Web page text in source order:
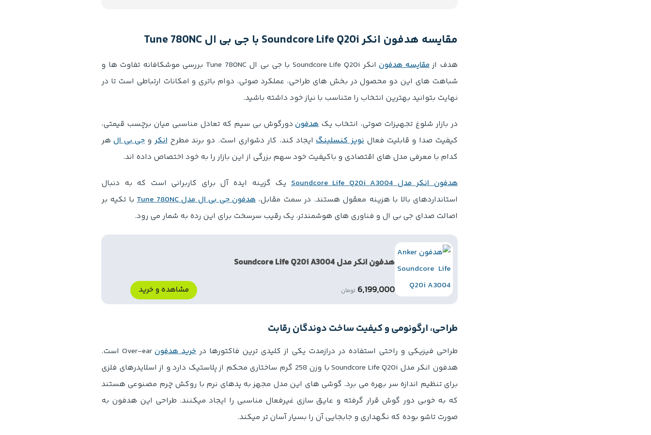
مقایسه هدفون انکر Soundcore Life Q20i با جی بی ال Tune 780NC
هدف ازمقایسه هدفون
انکر Soundcore Life Q20i با جی بی ال Tune 780NC بررسی موشکافانه تفاوت ها و
شباهت های این دو محصول در بخش های طراحی، عملکرد صوتی، دوام باتری و امکانات ارتباطی است تا در
نهایت بتوانید بهترین انتخاب را متناسب با نیاز خود داشته باشید.
در بازار شلوغ تجهیزات صوتی، انتخاب یکهدفون دورگوش بی سیم که تعادل مناسبی میان برچسب قیمتی،
کیفیت صدا و قابلیت فعالنویز کنسلینگایجاد کند، کار دشواری است. دو برند مطرحانکروجی بی ال هر
کدام با معرفی مدل های اقتصادی و باکیفیت خود سهم بزرگی از این بازار را به خود اختصاص داده اند.
هدفون انکر مدل Soundcore Life Q20i A3004
یک گزینه ایده آل برای کاربرانی است که به دنبال
استانداردهای بالا با هزینه معقول هستند. در سمت مقابل، هدفون جی بی ال مدل Tune 780NC
با تکیه بر
اصالت صدای جی بی ال و فناوری های هوشمندتر، یک رقیب سرسخت برای این رده به شمار می رود.
هدفون انکر مدل Soundcore Life Q20i A3004
6,199,000 تومان مشاهده و خرید
طراحی، ارگونومی و کیفیت ساخت دوندگان رقابت
طراحی فیزیکی و راحتی استفاده در درازمدت یکی از کلیدی ترین فاکتورها در خرید هدفون
Over-ear است.
هدفون انکر مدل Soundcore Life Q20i با وزن 258 گرم ساختاری محکم از پلاستیک دارد و از اسلایدرهای فلزی
برای تنظیم اندازه سر بهره می برد. گوشی های این مدل مجهز به پدهای نرم با روکش چرم مصنوعی هستند
که به خوبی دور گوش قرار گرفته و عایق سازی غیرفعال مناسبی را ایجاد میکنند. طراحی این هدفون به
صورت تاشو بوده که نگهداری و جابجایی آن را بسیار آسان تر میکند.